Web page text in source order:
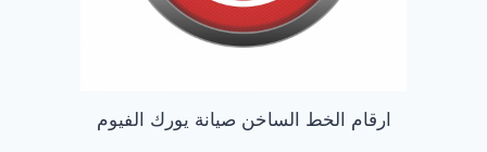
ارقام الخط الساخن صيانة يورك الفيوم